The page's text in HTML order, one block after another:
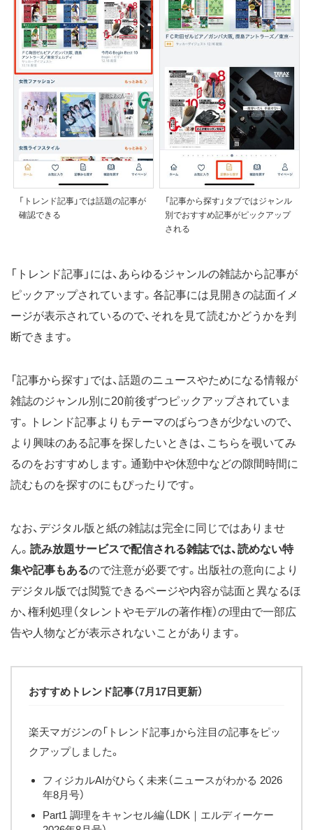
「トレンド記事」では話題の記事が
確認できる
「記事から探す」タブではジャンル
別でおすすめ記事がピックアップ
される
「トレンド記事」には、あらゆるジャンルの雑誌から記事が
ピックアップされています。各記事には見開きの誌面イメ
ージが表示されているので、それを見て読むかどうかを判
断できます。
「記事から探す」では、話題のニュースやためになる情報が
雑誌のジャンル別に20前後ずつピックアップされていま
す。トレンド記事よりもテーマのばらつきが少ないので、
より興味のある記事を探したいときは、こちらを覗いてみ
るのをおすすめします。通勤中や休憩中などの隙間時間に
読むものを探すのにもぴったりです。
なお、デジタル版と紙の雑誌は完全に同じではありませ
ん。 読み放題サービスで配信される雑誌では、読めない特
集や記事もあるので注意が必要です。出版社の意向により
デジタル版では閲覧できるページや内容が誌面と異なるほ
か、権利処理（タレントやモデルの著作権）の理由で一部広
告や人物などが表示されないことがあります。
おすすめトレンド記事（7月17日更新）
楽天マガジンの「トレンド記事」から注目の記事をピッ
クアップしました。
フィジカルAIがひらく未来（ニュースがわかる 2026
年8月号）
Part1 調理をキャンセル編（LDK｜エルディーケー